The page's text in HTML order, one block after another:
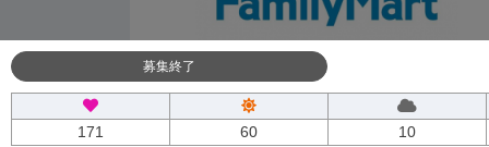
募集終了
171 60 10